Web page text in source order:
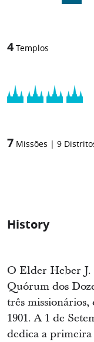
4 Templos
7 Missões | 9
History
O Elder Heber
Quórum dos
três missionários,
1901. A 1 de
dedica a primeira